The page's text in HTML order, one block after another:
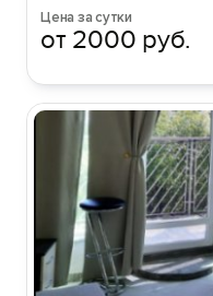
Цена за сутки
от 2000 руб.